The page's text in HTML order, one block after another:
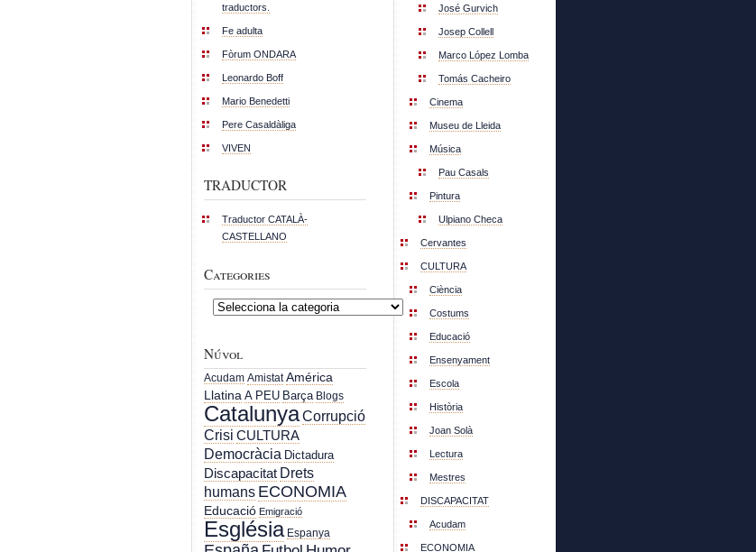
traductors.
Fe adulta
Fòrum ONDARA
Leonardo Boff
Mario Benedetti
Pere Casaldàliga
VIVEN
TRADUCTOR
Traductor CATALÀ-
CASTELLANO
Categories
Categories
Núvol
Acudam Amistat América
Llatina A PEU Barça Blogs
CatalunyaCorrupció
Crisi CULTURA
Democràcia Dictadura
Discapacitat Drets
humans ECONOMIA
Educació Emigració
Església Espanya
José Gurvich
Josep Collell
Marco López Lomba
Tomás Cacheiro
Cinema
Museu de Lleida
Música
Pau Casals
Pintura
Ulpiano Checa
Cervantes
CULTURA
Ciència
Costums
Educació
Ensenyament
Escola
Història
Joan Solà
Lectura
Mestres
DISCAPACITAT
Acudam
ECONOMIA